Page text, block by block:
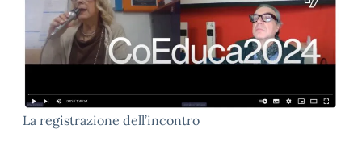
La registrazione dell’incontro